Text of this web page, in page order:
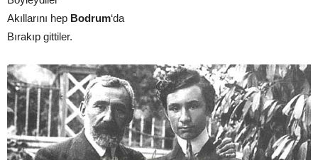
Akıllarını hep Bodrum‘da
Bırakıp gittiler.